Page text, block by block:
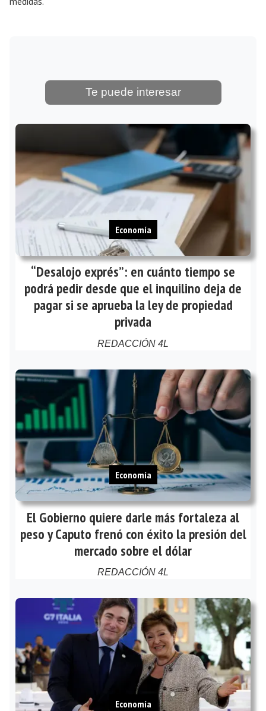
Te puede interesar
“Desalojo exprés”: en cuánto tiempo se
podrá pedir desde que el inquilino deja de
pagar si se aprueba la ley de propiedad
privada
REDACCIÓN 4L
Economía
El Gobierno quiere darle más fortaleza al
peso y Caputo frenó con éxito la presión del
mercado sobre el dólar
REDACCIÓN 4L
Economía
Economía